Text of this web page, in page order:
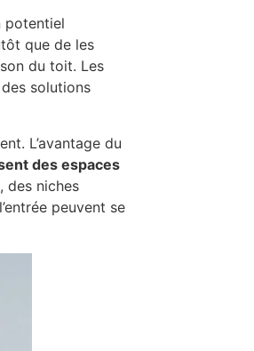
potentiel
que de les
du toit. Les
solutions
L’avantage du
des espaces
des niches
peuvent se